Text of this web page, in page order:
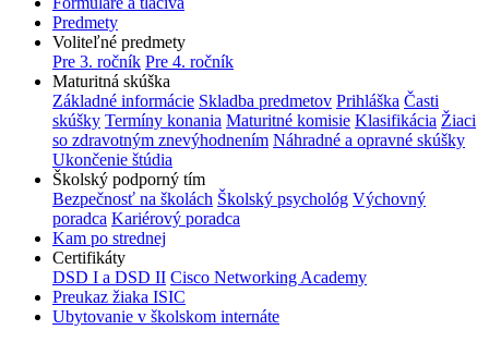
Predmety
Voliteľné predmety
Pre 3. ročník Pre 4. ročník
Maturitná skúška
Základné informácie Skladba predmetov Prihláška Časti
skúšky Termíny konania Maturitné komisie Klasifikácia Žiaci
so zdravotným znevýhodnením Náhradné a opravné skúšky
Ukončenie štúdia
Školský podporný tím
Bezpečnosť na školách Školský psychológ Výchovný
poradca Kariérový poradca
Kam po strednej
Certifikáty
DSD I a DSD II Cisco Networking Academy
Preukaz žiaka ISIC
Ubytovanie v školskom internáte